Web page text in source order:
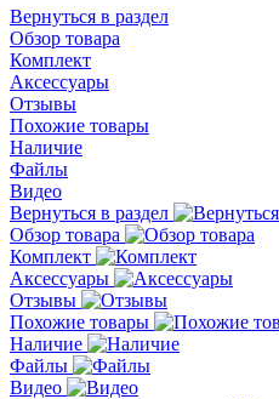
Вернуться в раздел
Обзор товара
Комплект
Аксессуары
Отзывы
Похожие товары
Наличие
Файлы
Видео
Вернуться в раздел
Обзор товара
Комплект
Аксессуары
Отзывы
Похожие товары
Наличие
Файлы
Видео